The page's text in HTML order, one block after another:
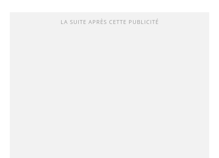
LA SUITE APRÈS CETTE PUBLICITÉ